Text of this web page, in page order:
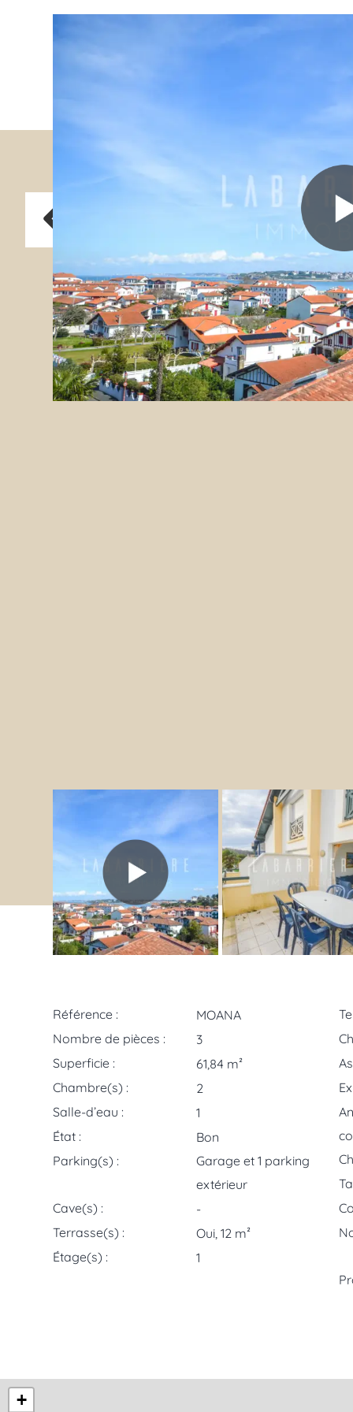
Référence :
MOANA
Nombre de pièces :
3
Superficie :
61,84 m²
Chambre(s) :
2
Salle-d’eau :
1
État :
Bon
Parking(s) :
Garage et 1 parking
extérieur
Cave(s) :
-
Terrasse(s) :
Oui, 12 m²
Étage(s) :
1
+